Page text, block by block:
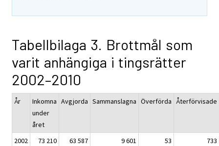
Tabellbilaga 3. Brottmål som
varit anhängiga i tingsrätter
2002–2010
År
Inkomna
under
året
Avgjorda Sammanslagna Överförda Återförvisade
2002 73 210 63 587 9 601 53
733